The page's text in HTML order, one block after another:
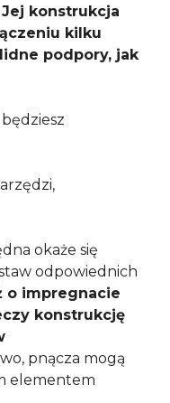
Jej konstrukcja
kilku
podpory, jak
okaże się
odpowiednich
o impregnacie
konstrukcję
pnącza mogą
elementem